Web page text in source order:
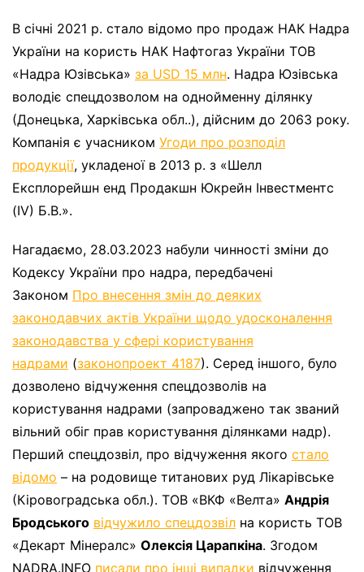
В січні 2021 р. стало відомо про продаж НАК Надра
України на користь НАК Нафтогаз України ТОВ
«Надра Юзівська» за USD 15 млн. Надра Юзівська
володіє спецдозволом на однойменну ділянку
(Донецька, Харківська обл..), дійсним до 2063 року.
Компанія є учасником Угоди про розподіл
продукції, укладеної в 2013 р. з «Шелл
Експлорейшн енд Продакшн Юкрейн Інвестментс
(IV) Б.В.».
Нагадаємо, 28.03.2023 набули чинності зміни до
Кодексу України про надра, передбачені
Законом Про внесення змін до деяких
законодавчих актів України щодо удосконалення
законодавства у сфері користування
надрами (законопроект 4187). Серед іншого, було
дозволено відчуження спецдозволів на
користування надрами (запроваджено так званий
вільний обіг прав користування ділянками надр).
Перший спецдозвіл, про відчуження якого стало
відомо – на родовище титанових руд Лікарівське
(Кіровоградська обл.). ТОВ «ВКФ «Велта» Андрія
Бродського відчужило спецдозвіл на користь ТОВ
«Декарт Мінералс» Олексія Царапкіна. Згодом
NADRA.INFO писали про інші випадки відчуження